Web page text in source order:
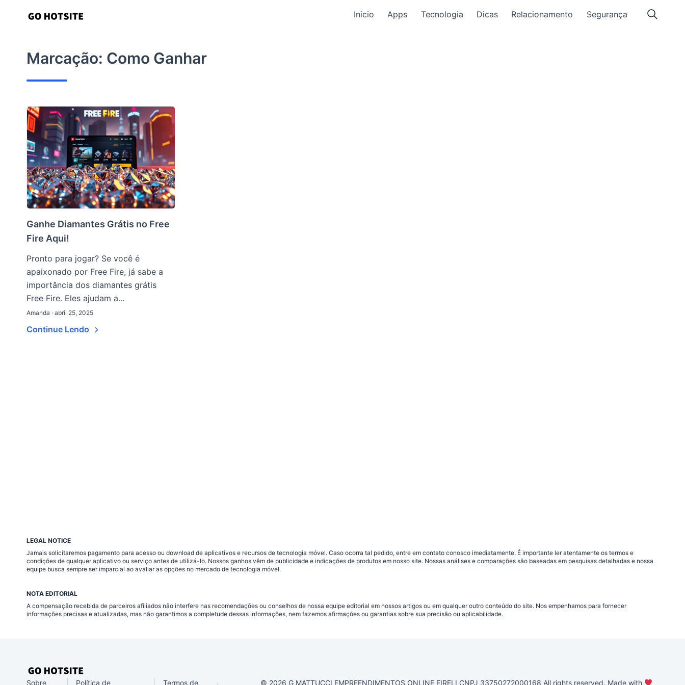
conteúdo
Início Apps Tecnologia Dicas Relacionamento Segurança
Marcação: Como Ganhar
Ganhe Diamantes Grátis no Free
Fire Aqui!
Pronto para jogar? Se você é
apaixonado por Free Fire, já sabe a
importância dos diamantes grátis
Free Fire. Eles ajudam a...
Amanda · abril 25, 2025
Continue Lendo
LEGAL NOTICE
Jamais solicitaremos pagamento para acesso ou download de aplicativos e recursos de tecnologia móvel. Caso ocorra tal pedido, entre em contato conosco imediatamente. É importante ler atentamente os termos e
condições de qualquer aplicativo ou serviço antes de utilizá-lo. Nossos ganhos vêm de publicidade e indicações de produtos em nosso site. Nossas análises e comparações são baseadas em pesquisas detalhadas e nossa
equipe busca sempre ser imparcial ao avaliar as opções no mercado de tecnologia móvel.
NOTA EDITORIAL
A compensação recebida de parceiros afiliados não interfere nas recomendações ou conselhos de nossa equipe editorial em nossos artigos ou em qualquer outro conteúdo do site. Nos empenhamos para fornecer
informações precisas e atualizadas, mas não garantimos a completude dessas informações, nem fazemos afirmações ou garantias sobre sua precisão ou aplicabilidade.
Sobre Política de Termos de © 2026 G MATTUCCI EMPREENDIMENTOS ONLINE EIRELI CNPJ 33750272000168 All rights reserved. Made with